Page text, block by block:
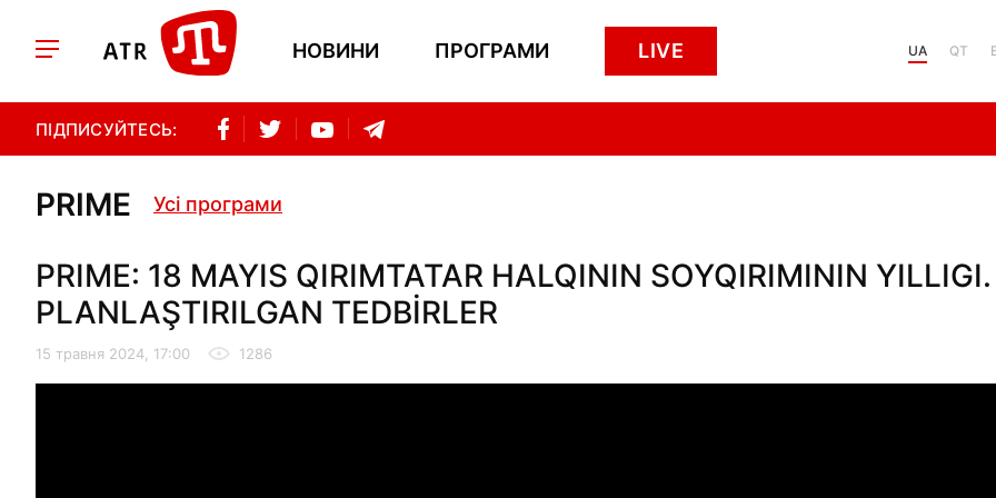
НОВИНИ ПРОГРАМИ LIVE UA QT
ПІДПИСУЙТЕСЬ:
PRIME Усі програми
PRIME: 18 MAYIS QIRIMTATAR HALQININ SOYQIRIMININ YILLIGI.
PLANLAŞTIRILGAN TEDBİRLER
15 травня 2024, 17:00 1286